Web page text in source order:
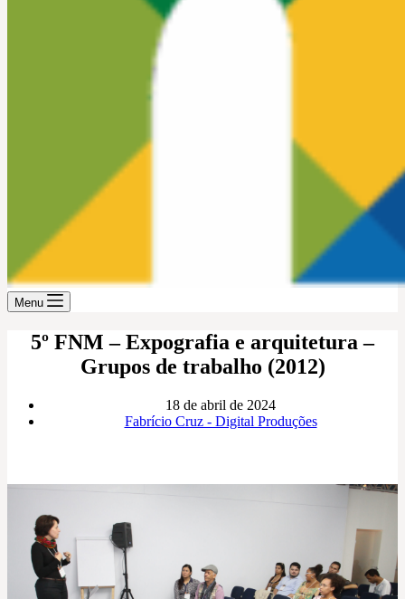
Menu
5º FNM – Expografia e arquitetura –
Grupos de trabalho (2012)
18 de abril de 2024
Fabrício Cruz - Digital Produções